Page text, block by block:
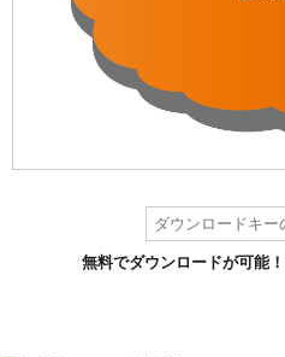
無料でダウンロードが可能！